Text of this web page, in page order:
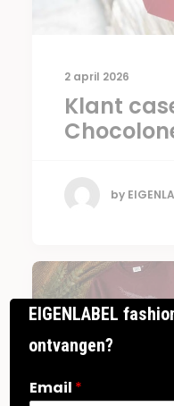
2 april 2026
Klant
by
EIGENLABEL
ontvangen?
Email *